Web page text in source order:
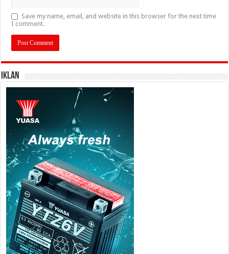
Save my name, email, and website in this browser for the next time
I comment.
IKLAN